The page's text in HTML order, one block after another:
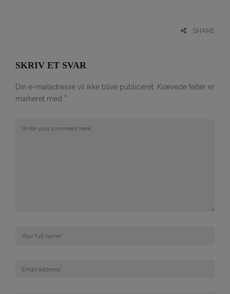
SHARE
SKRIV ET SVAR
Din e-mailadresse vil ikke blive publiceret. Krævede felter er
markeret med *